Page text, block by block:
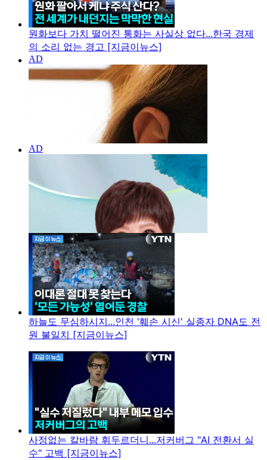
원화보다 가치 떨어진 통화는 사실상 없다...한국 경제
의 소리 없는 경고 [지금이뉴스]
하늘도 무심하시지...인천 '훼손 시신' 실종자 DNA도 전
원 불일치 [지금이뉴스]
사정없는 칼바람 휘두르더니...저커버그 "AI 전환서 실
수" 고백 [지금이뉴스]